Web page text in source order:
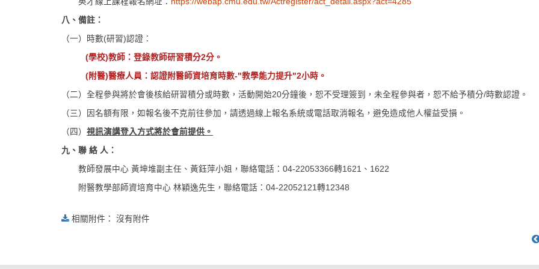
八、備註：
（一）時數(研習)認證：
(學校)教師：登錄教師研習積分2分。
(附醫)醫療人員：認證附醫師資培育時數-"教學能力提升"2小時。
（二）全程參與將於會後核給研習積分或時數，活動開始20分鐘後，恕不受理簽到，未全程參與者，恕不給予積分/時數認證。
（三）因名額有限，如報名後不克前往參加，請透過線上報名系統或電話取消報名，避免造成他人權益受損。
（四） 視訊演講登入方式將於會前提供。
九、聯 絡 人：
教師發展中心 黃坤堆副主任、黃鈺萍小姐，聯絡電話：04-22053366轉1621、1622
附醫教學部師資培育中心 林穎逸先生，聯絡電話：04-22052121轉12348
相關附件： 沒有附件